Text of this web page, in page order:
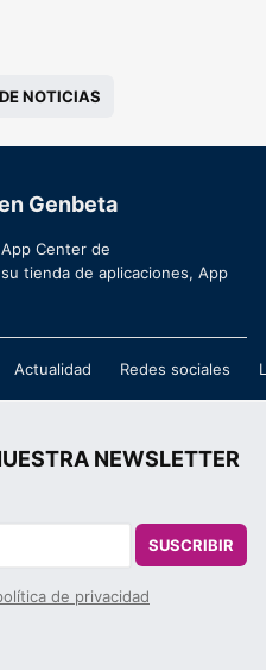
NOTICIAS
Genbeta
Center de
tienda de aplicaciones, App
Actualidad Redes sociales
NEWSLETTER
SUSCRIBIR
de privacidad